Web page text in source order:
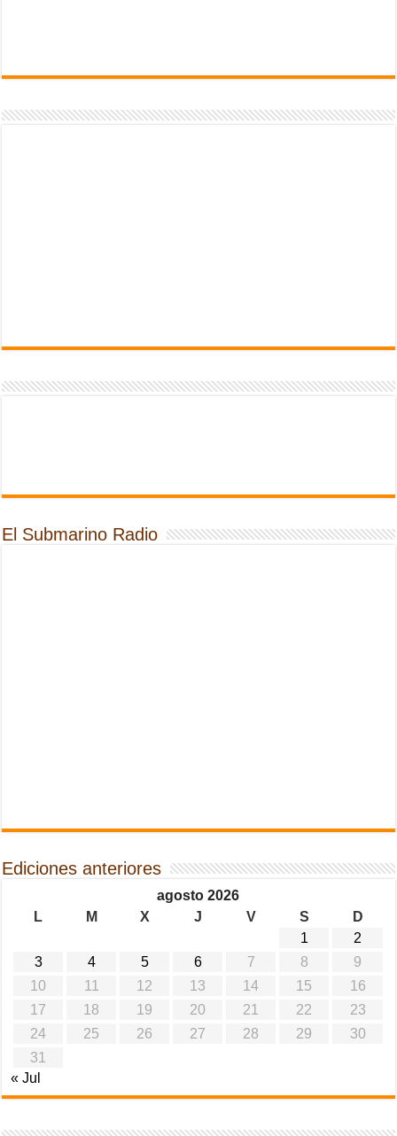
El Submarino Radio
Ediciones anteriores
agosto 2026
L
M X J V S
D
1
2
3
4 5 6 7 8
9
10
11 12 13 14 15
16
17
18 19 20 21 22
23
24
25 26 27 28 29
30
31
« Jul